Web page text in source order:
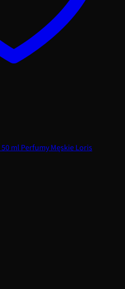
50 ml Perfumy Męskie Loris